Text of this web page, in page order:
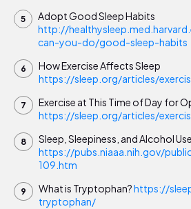
Adopt Good Sleep Habits
http://
can-you-do/good-sleep-habits
How Exercise Affects Sleep
https://sleep.org/articles/
Exercise at This Time of Day for
https://sleep.org/articles/
Sleep, Sleepiness, and Alcohol Use
https://pubs.niaaa.nih.gov/
109.htm
What is Tryptophan?https://
tryptophan/